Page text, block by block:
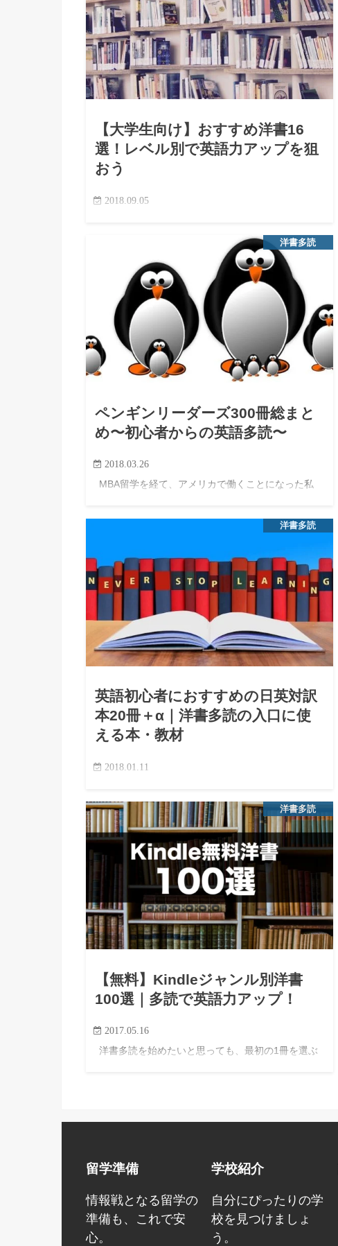
【大学生向け】おすすめ洋書16
選！レベル別で英語力アップを狙
おう
2018.09.05
でみたいけど、何から始めればいいのかわからな
い」と思ったことはないだろうか？ 英語のリーディ
ング力を伸ばすには、試験対策だけでなく、洋書を
活用した多読学習が効果…
洋書多読
ペンギンリーダーズ300冊総まと
め〜初心者からの英語多読〜
2018.03.26
MBA留学を経て、アメリカで働くことになった私
を読もうと思ってペーパーバックを買ってみても、
分からない単語が多すぎて、数ページで読むのをや
洋書多読
英語初心者におすすめの日英対訳
本20冊＋α｜洋書多読の入口に使
える本・教材
2018.01.11
書を探したい人は、英語多読におすすめの洋書40選
も参考にしてください。 この記事では、英語と日本
語を並べて読める対訳本を、初心者・中学生レベル
の多読向けに紹介…
洋書多読
【無料】Kindleジャンル別洋書
100選｜多読で英語力アップ！
2017.05.16
洋書多読を始めたいと思っても、最初の1冊を選ぶ
留学準備
情報戦となる留学の
準備も、これで安
心。
学校紹介
自分にぴったりの学
校を見つけましょ
う。